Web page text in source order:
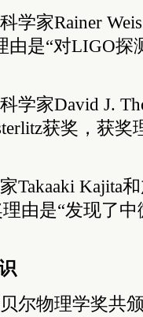
家Rainer
由是“对LIGO
家David J.
获奖，获
Kajita
由是“发现了
尔物理学奖共